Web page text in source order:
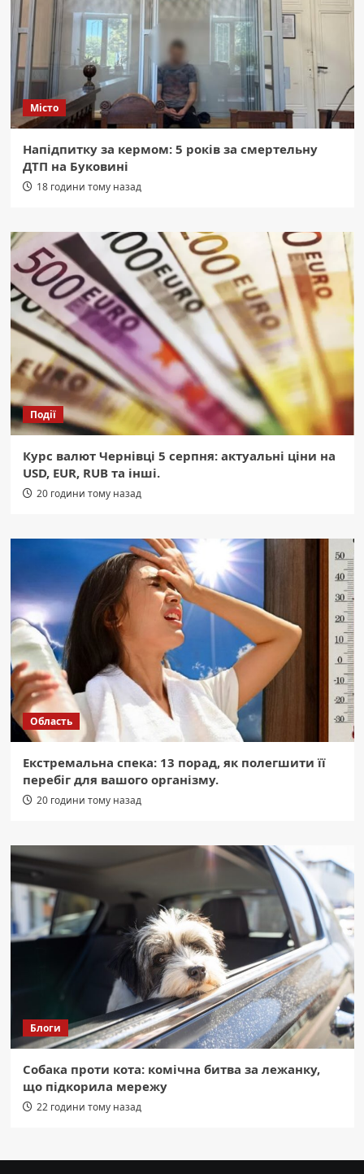
Місто
Напідпитку за кермом: 5 років за смертельну
ДТП на Буковині
18 години тому назад
Події
Курс валют Чернівці 5 серпня: актуальні ціни на
USD, EUR, RUB та інші.
20 години тому назад
Область
Екстремальна спека: 13 порад, як полегшити її
перебіг для вашого організму.
20 години тому назад
Блоги
Собака проти кота: комічна битва за лежанку,
що підкорила мережу
22 години тому назад